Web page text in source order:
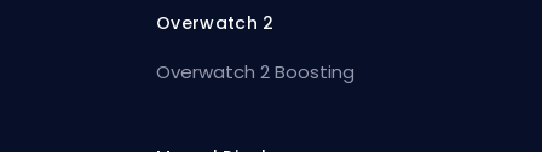
Overwatch 2
Overwatch 2 Boosting